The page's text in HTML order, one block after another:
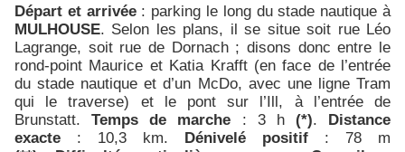
Départ et arrivée: parking le long du stade nautique à
MULHOUSE. Selon les plans, il se situe soit rue Léo
Lagrange, soit rue de Dornach ; disons donc entre le
rond-point Maurice et Katia Krafft (en face de l’entrée
du stade nautique et d’un McDo, avec une ligne Tram
qui le traverse) et le pont sur l’Ill, à l’entrée de
Brunstatt.Temps de marche : 3 h (*). Distance
exacte : 10,3 km. Dénivelé positif : 78 m